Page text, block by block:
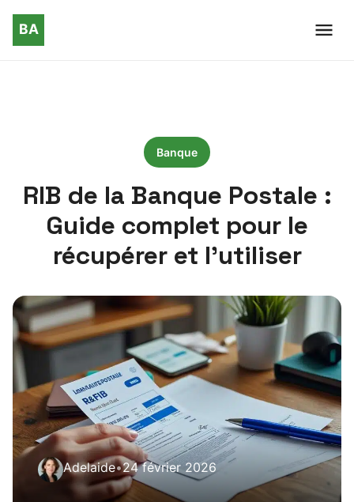
Banque
RIB de la Banque Postale :
Guide complet pour le
récupérer et l’utiliser
Adelaide•24 février 2026